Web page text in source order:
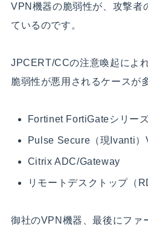
VPN機器の脆弱性が、攻撃者
ているのです。
JPCERT/CCの注意喚起によ
脆弱性が悪用されるケースが
Fortinet FortiGateシリー
Pulse Secure（現Ivanti）
Citrix ADC/Gateway
リモートデスクトップ（
御社のVPN機器、最後にファ